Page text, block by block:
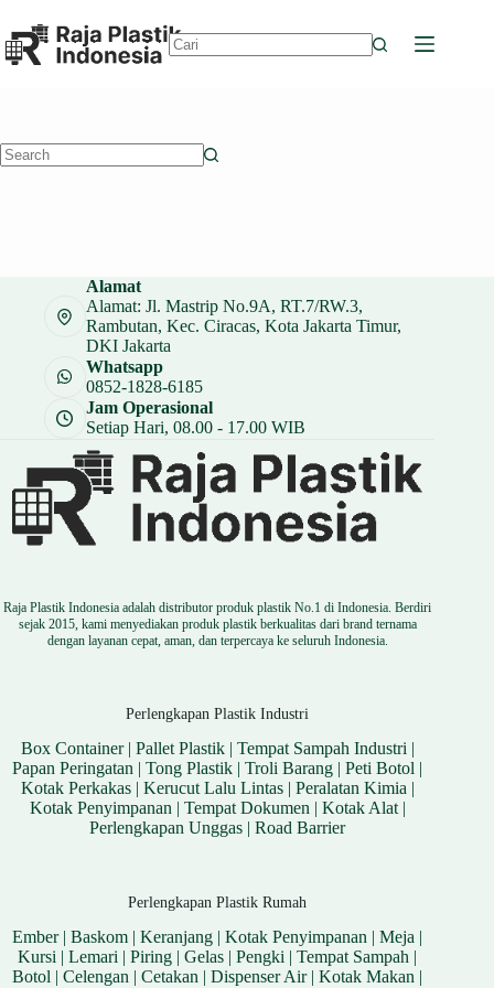
to
content
Alamat
Alamat: Jl. Mastrip No.9A, RT.7/RW.3,
Rambutan, Kec. Ciracas, Kota Jakarta Timur,
DKI Jakarta
Whatsapp
0852-1828-6185
Jam Operasional
Setiap Hari, 08.00 - 17.00 WIB
Raja Plastik Indonesia adalah distributor produk plastik No.1 di Indonesia. Berdiri
sejak 2015, kami menyediakan produk plastik berkualitas dari brand ternama
dengan layanan cepat, aman, dan terpercaya ke seluruh Indonesia.
Perlengkapan Plastik Industri
Box Container| Pallet Plastik| Tempat Sampah Industri |
Papan Peringatan |Tong Plastik |Troli Barang |Peti Botol |
Kotak Perkakas| Kerucut Lalu Lintas| Peralatan Kimia |
Kotak Penyimpanan | Tempat Dokumen | Kotak Alat|
Perlengkapan Unggas |Road Barrier
Perlengkapan Plastik Rumah
Ember|Baskom |Keranjang |Kotak Penyimpanan |Meja |
Kursi |Lemari |Piring |Gelas |Pengki |Tempat Sampah |
Botol |Celengan |Cetakan |Dispenser Air|Kotak Makan |